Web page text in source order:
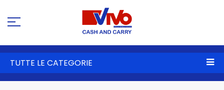
TUTTE LE CATEGORIE